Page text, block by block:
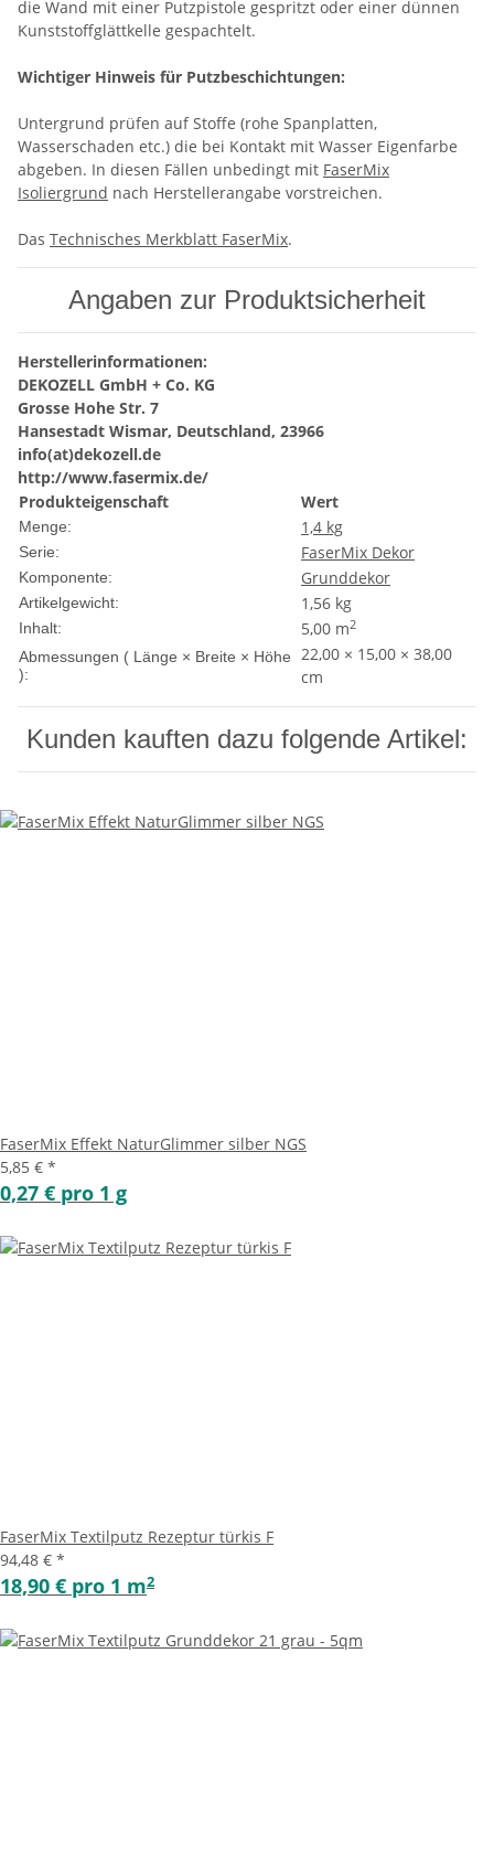
die Wand mit einer Putzpistole gespritzt oder einer dünnen
Kunststoffglättkelle gespachtelt.
Wichtiger Hinweis für Putzbeschichtungen:
Untergrund prüfen auf Stoffe (rohe Spanplatten,
Wasserschaden etc.) die bei Kontakt mit Wasser Eigenfarbe
abgeben. In diesen Fällen unbedingt mit FaserMix
Isoliergrund nach Herstellerangabe vorstreichen.
Das Technisches Merkblatt FaserMix.
Angaben zur Produktsicherheit
Herstellerinformationen:
DEKOZELL GmbH + Co. KG
Grosse Hohe Str. 7
Hansestadt Wismar, Deutschland, 23966
info(at)dekozell.de
http://www.fasermix.de/
Produkteigenschaft
Wert
Menge: 1,4 kg
Serie: FaserMix Dekor
Komponente: Grunddekor
Artikelgewicht: 1,56 kg
Inhalt: 5,00 m2
Abmessungen ( Länge × Breite × Höhe
):
22,00 × 15,00 × 38,00
cm
Kunden kauften dazu folgende Artikel:
FaserMix Effekt NaturGlimmer silber NGS
5,85 € *
0,27 € pro 1 g
FaserMix Textilputz Rezeptur türkis F
94,48 € *
18,90 € pro 1 m2